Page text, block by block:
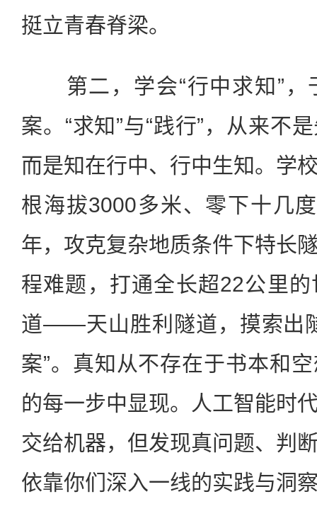
挺立青春脊梁。
第二，学会“行中求知”，
案。“求知”与“践行”，从来不
而是知在行中、行中生知。学
根海拔3000多米、零下十几
年，攻克复杂地质条件下特长
程难题，打通全长超22公里
道——天山胜利隧道，摸索出
案”。真知从不存在于书本和
的每一步中显现。人工智能时
交给机器，但发现真问题、判
依靠你们深入一线的实践与洞